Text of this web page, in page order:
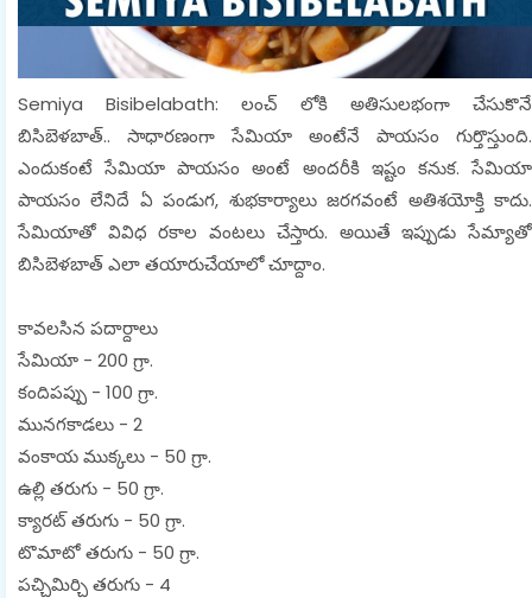
Semiya Bisibelabath: లంచ్ లోకి అతిసులభంగా చేసుకొనే
బిసిబెళబాత్.. సాధారణంగా సేమియా అంటేనే పాయసం గుర్తొస్తుంది.
ఎందుకంటే సేమియా పాయసం అంటే అందరీకి ఇష్టం కనుక. సేమియా
పాయసం లేనిదే ఏ పండుగ, శుభకార్యాలు జరగవంటే అతిశయోక్తి కాదు.
సేమియాతో వివిధ రకాల వంటలు చేస్తారు. అయితే ఇప్పుడు సేమ్యాతో
బిసిబెళబాత్ ఎలా తయారుచేయాలో చూద్దాం.
కావలసిన పదార్దాలు
సేమియా - 200 గ్రా.
కందిపప్పు - 100 గ్రా.
మునగకాడలు - 2
వంకాయ ముక్కలు - 50 గ్రా.
ఉల్లి తరుగు - 50 గ్రా.
క్యారట్ తరుగు - 50 గ్రా.
టొమాటో తరుగు - 50 గ్రా.
పచ్చిమిర్చి తరుగు - 4